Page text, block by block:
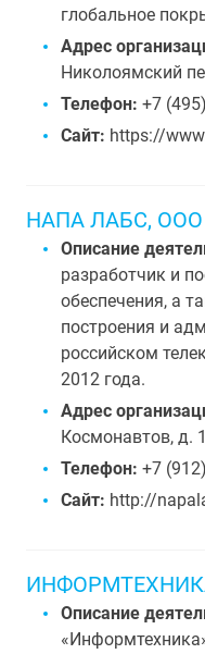
глобальное
Адрес
Николоямский
Телефон: +7
Сайт: https://
НАПА ЛАБС, ООО
Описание
разработчик и
обеспечения, а
построения и
российском
2012 года.
Адрес
Космонавтов, д.
Телефон: +7
Сайт: http://
Описание